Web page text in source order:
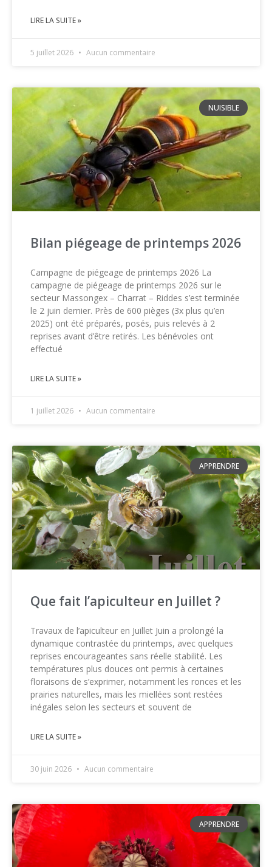
LIRE LA SUITE »
5 juillet 2026 Aucun commentaire
NUISIBLE
Bilan piégeage de printemps 2026
Campagne de piégeage de printemps 2026 La
campagne de piégeage de printemps 2026 sur le
secteur Massongex – Charrat – Riddes s’est terminée
le 2 juin dernier. Près de 600 pièges (3x plus qu’en
2025) ont été préparés, posés, puis relevés à 2
reprises avant d’être retirés. Les bénévoles ont
effectué
LIRE LA SUITE »
1 juillet 2026 Aucun commentaire
APPRENDRE
Que fait l’apiculteur en Juillet ?
Travaux de l’apiculteur en Juillet Juin a prolongé la
dynamique contrastée du printemps, avec quelques
reprises encourageantes sans réelle stabilité. Les
températures plus douces ont permis à certaines
floraisons de s’exprimer, notamment les ronces et les
prairies naturelles, mais les miellées sont restées
inégales selon les secteurs et souvent de
LIRE LA SUITE »
30 juin 2026 Aucun commentaire
APPRENDRE